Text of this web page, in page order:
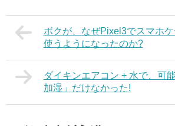
ボクが、なぜPixel3でスマホケ
使うようになったのか?
ダイキンエアコン + 水で、可
加湿」だけなかった!